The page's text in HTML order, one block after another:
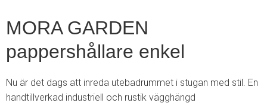
MORA GARDEN
pappershållare enkel
Nu är det dags att inreda utebadrummet i stugan med stil. En
handtillverkad industriell och rustik vägghängd